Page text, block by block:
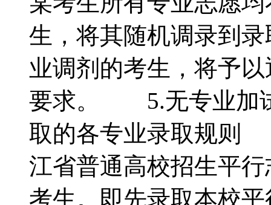
生，将其随机调录到
业调剂的考生，将予
要求。 5.无专业加
取的各专业录取规则
江省普通高校招生平
考生。即先录取本校